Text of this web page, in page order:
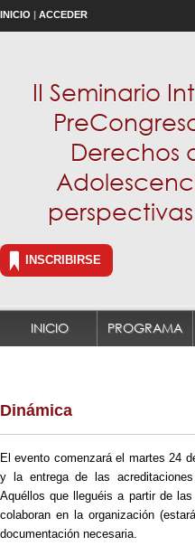
INICIO | ACCEDER
II Seminario
Derechos
INSCRIBIRSE
INICIO PROGRAMA
Dinámica
El evento comenzará el martes 24
y la entrega de las
Aquéllos que lleguéis a partir de
colaboran en la organización
documentación necesaria.